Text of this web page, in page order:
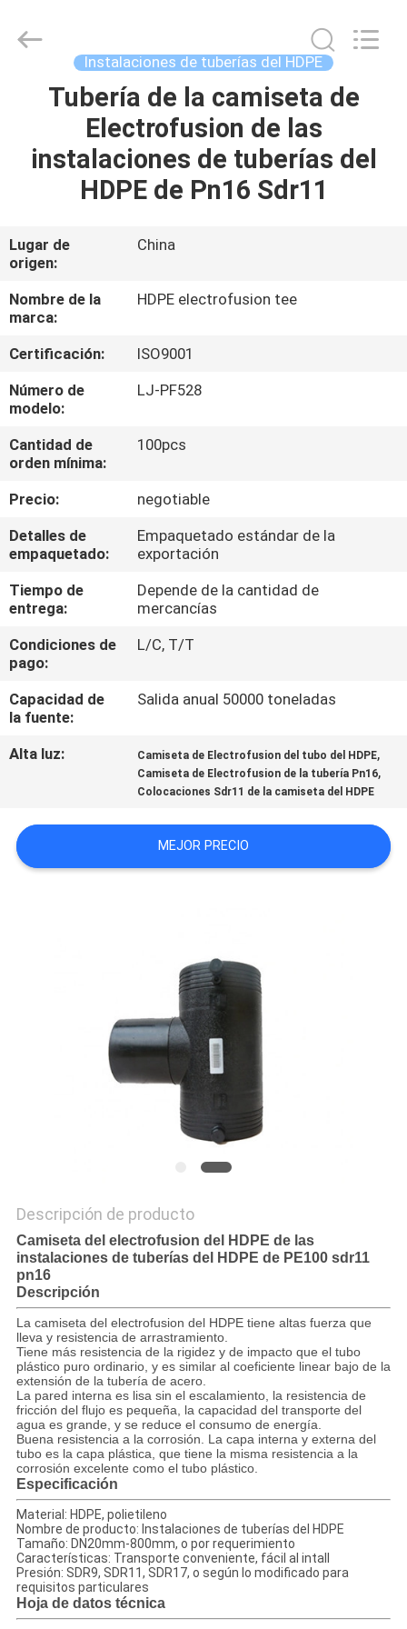
HOGAR
PRODUCTOS
NOSOTROS
VIAJE
DE
LA
FÁBRICA
CONTROL
CALIDAD
ÉNTRENOS
EN
CONTACTO
CON
NOTICIAS
MAPA
DEL
tubería
Longjoy
Instalaciones de tuberías del HDPE
Tubería de la camiseta de
Electrofusion de las
instalaciones de tuberías del
HDPE de Pn16 Sdr11
Lugar de
origen:
China
Nombre de la
marca:
HDPE electrofusion tee
Certificación:
ISO9001
Número de
modelo:
LJ-PF528
Cantidad de
orden mínima:
100pcs
Precio:
negotiable
Detalles de
empaquetado:
Empaquetado estándar de la
exportación
Tiempo de
entrega:
Depende de la cantidad de
mercancías
Condiciones de
pago:
L/C, T/T
Capacidad de
la fuente:
Salida anual 50000 toneladas
Alta luz: Camiseta de Electrofusion del tubo del HDPE,
Camiseta de Electrofusion de la tubería Pn16,
Colocaciones Sdr11 de la camiseta del HDPE
MEJOR PRECIO
Descripción de producto
Camiseta del electrofusion del HDPE de las
instalaciones de tuberías del HDPE de PE100 sdr11
pn16
Descripción
La camiseta del electrofusion del HDPE tiene altas fuerza que
lleva y resistencia de arrastramiento.
Tiene más resistencia de la rigidez y de impacto que el tubo
plástico puro ordinario, y es similar al coeficiente linear bajo de la
extensión de la tubería de acero.
La pared interna es lisa sin el escalamiento, la resistencia de
fricción del flujo es pequeña, la capacidad del transporte del
agua es grande, y se reduce el consumo de energía.
Buena resistencia a la corrosión. La capa interna y externa del
tubo es la capa plástica, que tiene la misma resistencia a la
corrosión excelente como el tubo plástico.
Especificación
Material: HDPE, polietileno
Nombre de producto: Instalaciones de tuberías del HDPE
Tamaño: DN20mm-800mm, o por requerimiento
Características: Transporte conveniente, fácil al intall
Presión: SDR9, SDR11, SDR17, o según lo modificado para
requisitos particulares
Hoja de datos técnica